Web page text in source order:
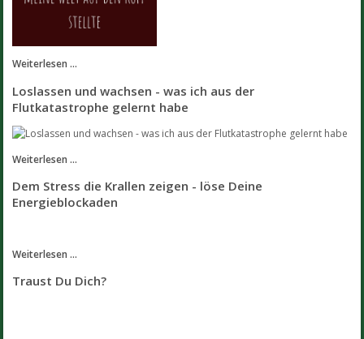
Weiterlesen ...
Loslassen und wachsen - was ich aus der
Flutkatastrophe gelernt habe
Weiterlesen ...
Dem Stress die Krallen zeigen - löse Deine
Energieblockaden
Weiterlesen ...
Traust Du Dich?